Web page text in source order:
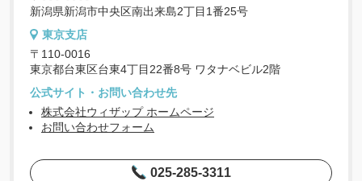
新潟県新潟市中央区南出来島2丁目1番25号
東京支店
〒110-0016
東京都台東区台東4丁目22番8号 ワタナベビル2階
公式サイト・お問い合わせ先
株式会社ウィザップ ホームページ
お問い合わせフォーム
025-285-3311